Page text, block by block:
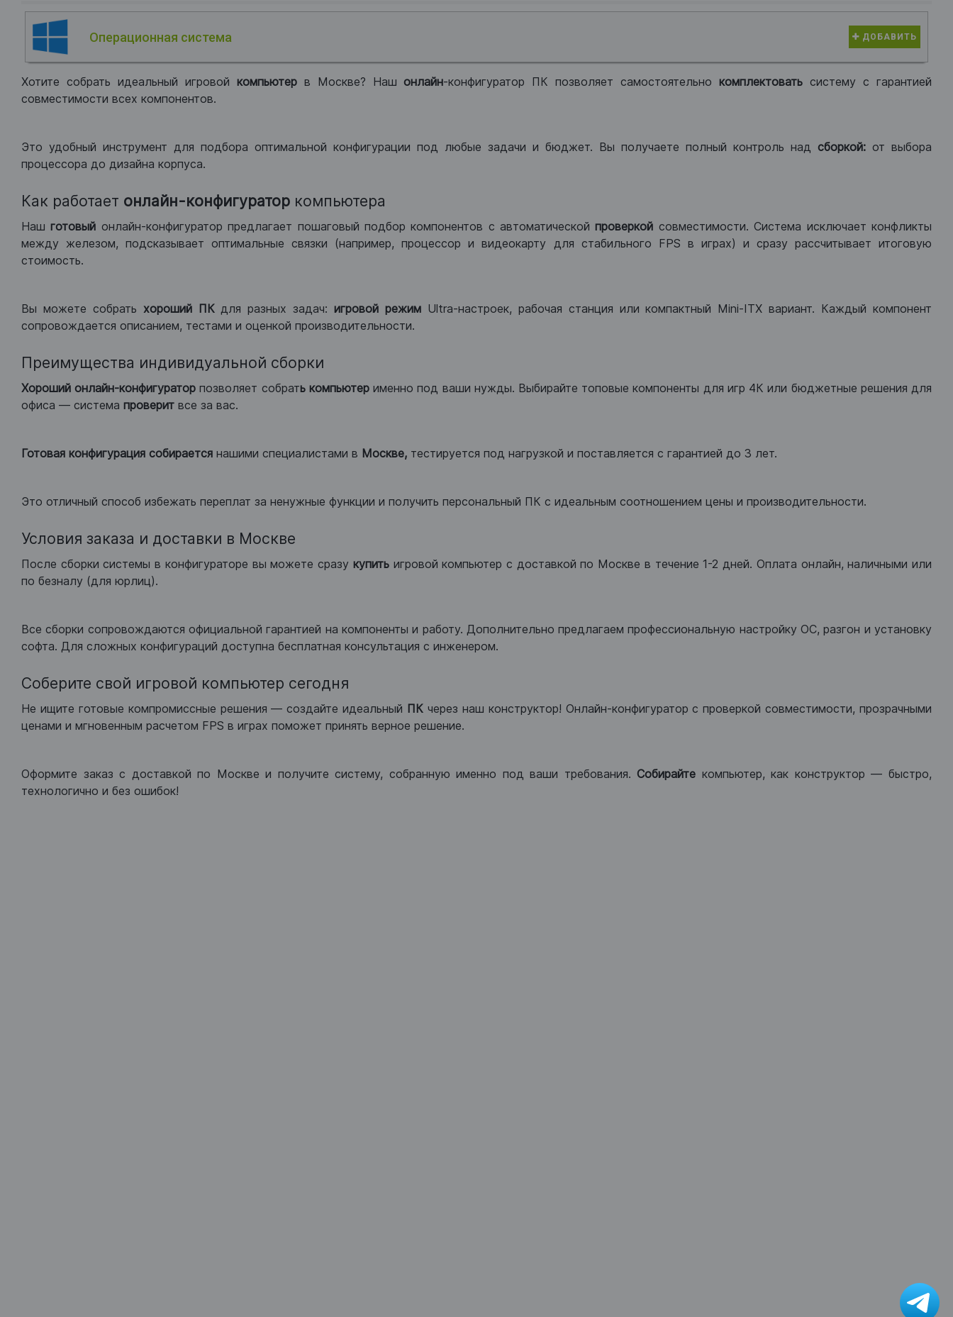
Операционная система ДОБАВИТЬ
Хотите собрать идеальный игровой компьютер в Москве? Нашонлайн-конфигуратор ПК позволяет самостоятельно комплектоватьсистему с гарантией
совместимости всех компонентов.
Это удобный инструмент для подбора оптимальной конфигурации под любые задачи и бюджет. Вы получаете полный контроль над сборкой: от выбора
процессора до дизайна корпуса.
Как работает онлайн-конфигуратор компьютера
Нашготовый онлайн-конфигуратор предлагает пошаговый подбор компонентов с автоматическойпроверкой совместимости. Система исключает конфликты
между железом, подсказывает оптимальные связки (например, процессор и видеокарту для стабильного FPS в играх) и сразу рассчитывает итоговую
стоимость.
Вы можете собрать хороший ПКдля разных задач:игровой режим Ultra-настроек, рабочая станция или компактный Mini-ITX вариант. Каждый компонент
сопровождается описанием, тестами и оценкой производительности.
Преимущества индивидуальной сборки
Хороший онлайн-конфигуратор позволяет собрать компьютерименно под ваши нужды. Выбирайте топовые компоненты для игр 4К или бюджетные решения для
офиса — система проверит все за вас.
Готовая конфигурация собирается нашими специалистами в Москве, тестируется под нагрузкой и поставляется с гарантией до 3 лет.
Это отличный способ избежать переплат за ненужные функции и получить персональный ПК с идеальным соотношением цены и производительности.
Условия заказа и доставки в Москве
После сборки системы в конфигураторе вы можете сразу купитьигровой компьютер с доставкой по Москве в течение 1-2 дней. Оплата онлайн, наличными или
по безналу (для юрлиц).
Все сборки сопровождаются официальной гарантией на компоненты и работу. Дополнительно предлагаем профессиональную настройку ОС, разгон и установку
софта. Для сложных конфигураций доступна бесплатная консультация с инженером.
Соберите свой игровой компьютер сегодня
Не ищите готовые компромиссные решения — создайте идеальный ПК через наш конструктор! Онлайн-конфигуратор с проверкой совместимости, прозрачными
ценами и мгновенным расчетом FPS в играх поможет принять верное решение.
Оформите заказ с доставкой по Москве и получите систему, собранную именно под ваши требования.Собирайте компьютер, как конструктор — быстро,
технологично и без ошибок!